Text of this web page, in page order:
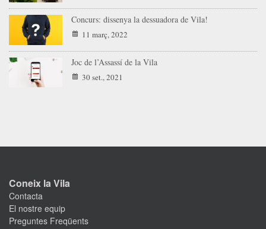
Concurs: dissenya la dessuadora de Vila!
11 març, 2022
Joc de l’Assassí de la Vila
30 set., 2021
Coneix la Vila
Contacta
El nostre equip
Preguntes Freqüents